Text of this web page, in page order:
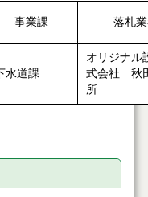
事業課 落札
水道課
オリジナル
式会社 秋
所